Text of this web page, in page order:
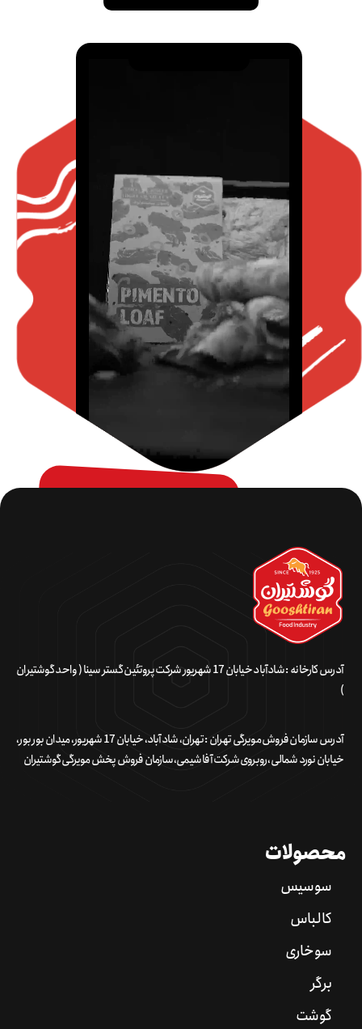
آدرس کارخانه : شادآباد خیابان 17 شهریور شرکت پروتئین گستر سینا ( واحد گوشتیران
)
آدرس سازمان فروش مویرگی تهران : تهران، شادآباد، خیابان 17 شهریور، میدان بور بور،
خیابان نورد شمالی، روبروی شرکت آفا شیمی، سازمان فروش پخش مویرگی گوشتیران
محصولات
سوسیس
کالباس
سوخاری
برگر
گوشت